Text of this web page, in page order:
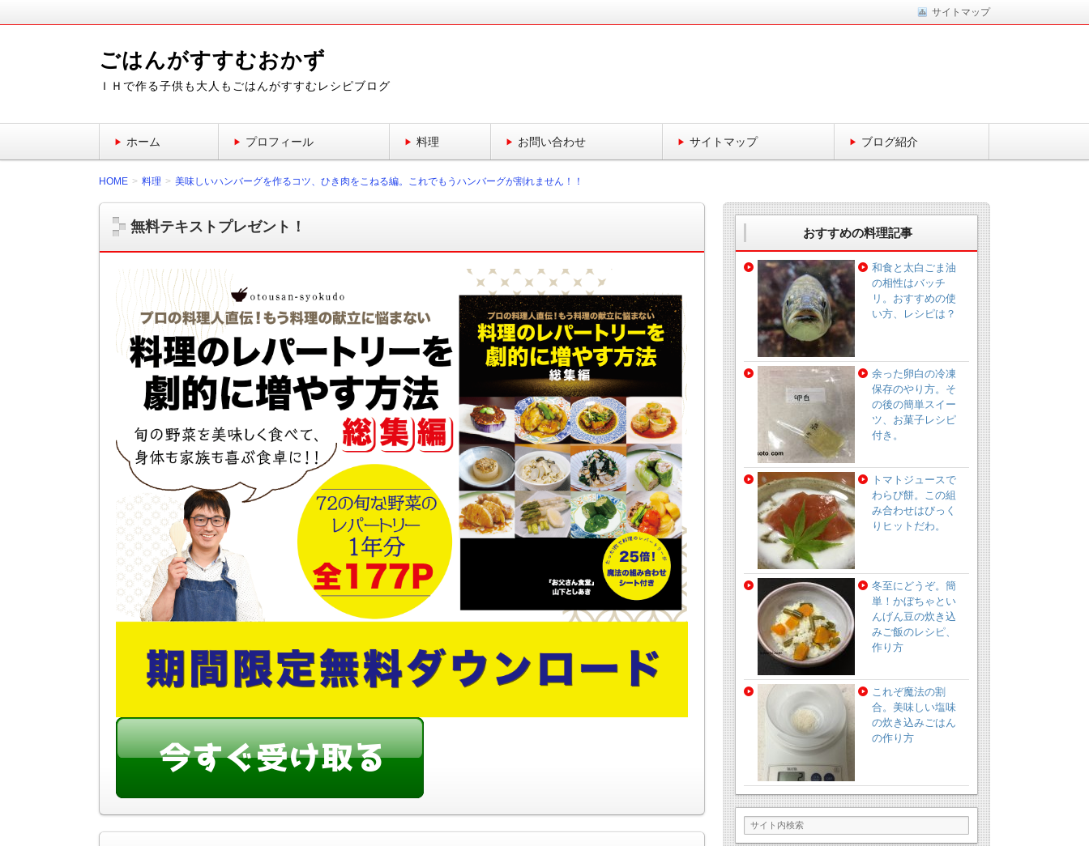
サイトマップ
ごはんがすすむおかず
ＩＨで作る子供も大人もごはんがすすむレシピブログ
ホーム プロフィール 料理 お問い合わせ サイトマップ ブログ紹介
HOME 料理 美味しいハンバーグを作るコツ、ひき肉をこねる編。これでもうハンバーグが割れません！！
無料テキストプレゼント！ おすすめの料理記事
和食と太白ごま油
の相性はバッチ
リ。おすすめの使
い方、レシピは？
余った卵白の冷凍
保存のやり方。そ
の後の簡単スイー
ツ、お菓子レシピ
付き。
トマトジュースで
わらび餅。この組
み合わせはびっく
りヒットだわ。
冬至にどうぞ。簡
単！かぼちゃとい
んげん豆の炊き込
みご飯のレシピ、
作り方
これぞ魔法の割
合。美味しい塩味
の炊き込みごはん
の作り方